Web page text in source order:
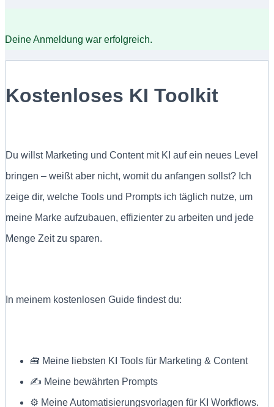
Deine Anmeldung war erfolgreich.
Kostenloses KI Toolkit
Du willst Marketing und Content mit KI auf ein neues Level
bringen – weißt aber nicht, womit du anfangen sollst? Ich
zeige dir, welche Tools und Prompts ich täglich nutze, um
meine Marke aufzubauen, effizienter zu arbeiten und jede
Menge Zeit zu sparen.
In meinem kostenlosen Guide findest du:
🧰 Meine liebsten KI Tools für Marketing & Content
✍ Meine bewährten Prompts
⚙️ Meine Automatisierungsvorlagen für KI Workflows.